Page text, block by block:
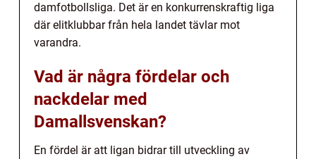
damfotbollsliga. Det är en konkurrenskraftig liga
där elitklubbar från hela landet tävlar mot
varandra.
Vad är några fördelar och
nackdelar med
Damallsvenskan?
En fördel är att ligan bidrar till utveckling av